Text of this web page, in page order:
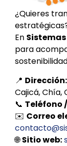
¿Quieres
En Sistemas
para
📍 Dirección:
Cajicá, Chía,
📞 Teléfono
✉️ Correo
🌐Sitio web: